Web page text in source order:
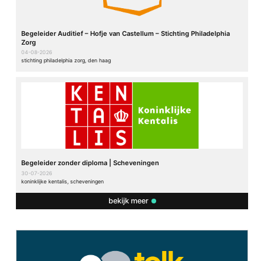
Begeleider Auditief – Hofje van Castellum – Stichting Philadelphia
Zorg
04-08-2026
stichting philadelphia zorg, den haag
Begeleider zonder diploma | Scheveningen
30-07-2026
koninklijke kentalis, scheveningen
bekijk meer